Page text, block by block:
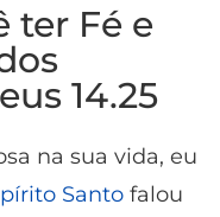
ter Fé e
14.25
na sua vida, eu
Santo falou